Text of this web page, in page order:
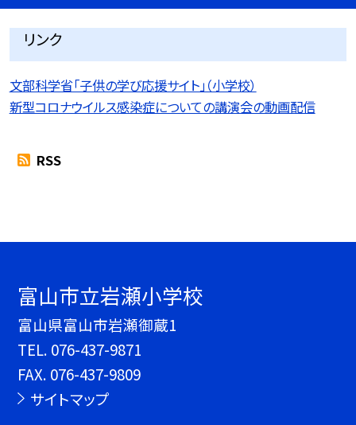
リンク
文部科学省「子供の学び応援サイト」（小学校）
新型コロナウイルス感染症についての講演会の動画配信
RSS
富山市立岩瀬小学校
富山県富山市岩瀬御蔵1
TEL. 076-437-9871
FAX. 076-437-9809
サイトマップ